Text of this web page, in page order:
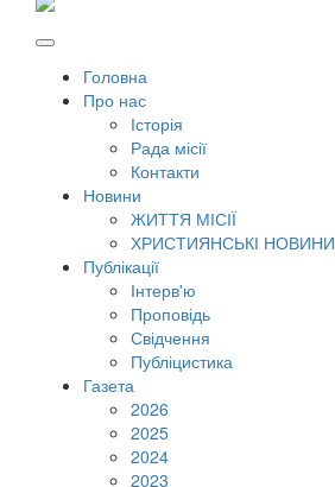
Головна
Про нас
Історія
Рада місії
Контакти
Новини
ЖИТТЯ МІСІЇ
ХРИСТИЯНСЬКІ НОВИНИ
Публікації
Інтерв'ю
Проповідь
Свідчення
Публіцистика
Газета
2026
2025
2024
2023